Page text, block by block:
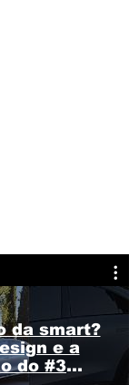
da smart?
e a
do #3